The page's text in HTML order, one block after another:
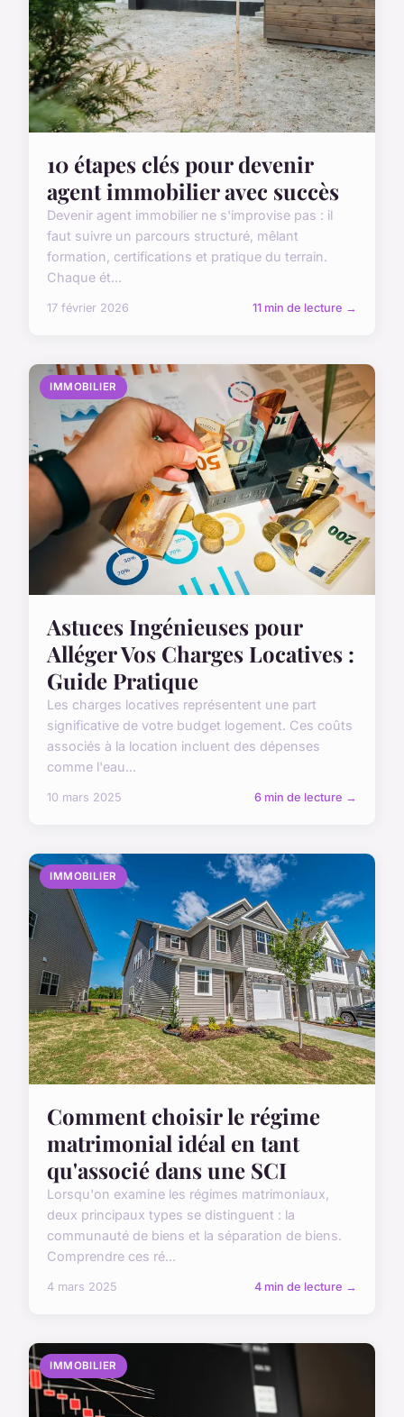
10 étapes clés pour devenir
agent immobilier avec succès
Devenir agent immobilier ne s'improvise pas : il
faut suivre un parcours structuré, mêlant
formation, certifications et pratique du terrain.
Chaque ét...
17 février 2026 11 min de lecture →
IMMOBILIER
Astuces Ingénieuses pour
Alléger Vos Charges Locatives :
Guide Pratique
Les charges locatives représentent une part
significative de votre budget logement. Ces coûts
associés à la location incluent des dépenses
comme l'eau...
10 mars 2025 6 min de lecture →
IMMOBILIER
Comment choisir le régime
matrimonial idéal en tant
qu'associé dans une SCI
Lorsqu'on examine les régimes matrimoniaux,
deux principaux types se distinguent : la
communauté de biens et la séparation de biens.
Comprendre ces ré...
4 mars 2025 4 min de lecture →
IMMOBILIER